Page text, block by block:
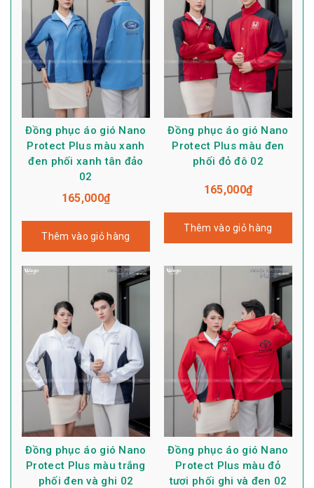
Đồng phục áo gió Nano
Protect Plus màu xanh
đen phối xanh tân đảo
02
165,000₫
Thêm vào giỏ hàng
Đồng phục áo gió Nano
Protect Plus màu đen
phối đỏ đô 02
165,000₫
Thêm vào giỏ hàng
Đồng phục áo gió Nano
Protect Plus màu trắng
phối đen và ghi 02
Đồng phục áo gió Nano
Protect Plus màu đỏ
tươi phối ghi và đen 02